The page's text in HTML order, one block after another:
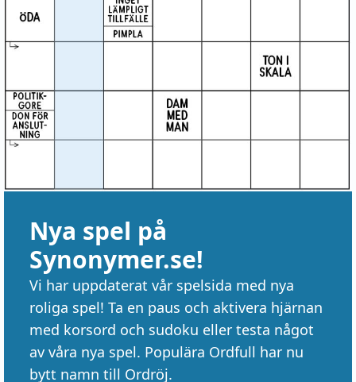
Nya spel på
Synonymer.se!
Vi har uppdaterat vår spelsida med nya
roliga spel! Ta en paus och aktivera hjärnan
med korsord och sudoku eller testa något
av våra nya spel. Populära Ordfull har nu
bytt namn till Ordröj.